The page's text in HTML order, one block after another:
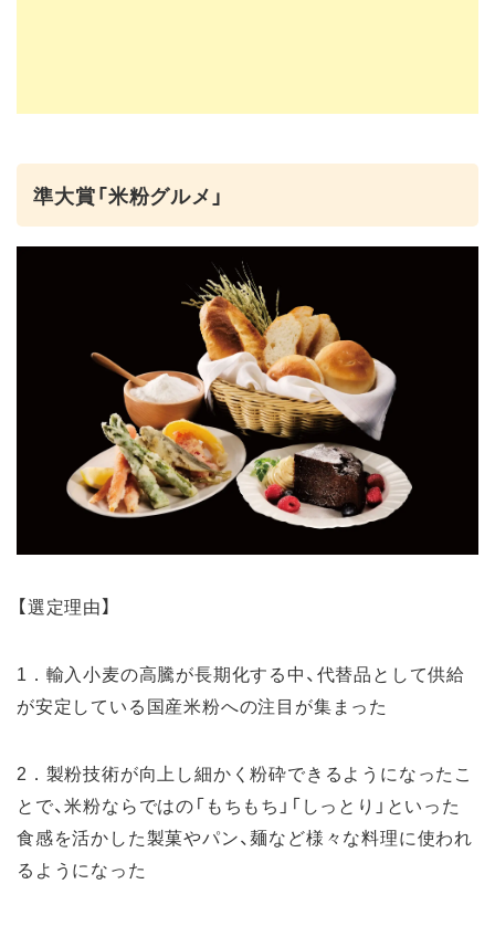
準大賞「米粉グルメ」
【選定理由】
1．輸入小麦の高騰が長期化する中、代替品として供給
が安定している国産米粉への注目が集まった
2．製粉技術が向上し細かく粉砕できるようになったこ
とで、米粉ならではの「もちもち」「しっとり」といった
食感を活かした製菓やパン、麺など様々な料理に使われ
るようになった